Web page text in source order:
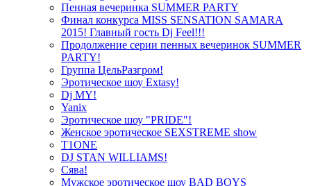
Пенная вечеринка SUMMER PARTY
Финал конкурса MISS SENSATION SAMARA
2015! Главный гость Dj Feel!!!
Продолжение серии пенных вечеринок SUMMER
PARTY!
Группа ЦельРазгром!
Эротическое шоу Extasy!
Dj MY!
Yanix
Эротическое шоу "PRIDE"!
Женское эротическое SEXSTREME show
T1ONE
DJ STAN WILLIAMS!
Сява!
Мужское эротическое шоу BAD BOYS